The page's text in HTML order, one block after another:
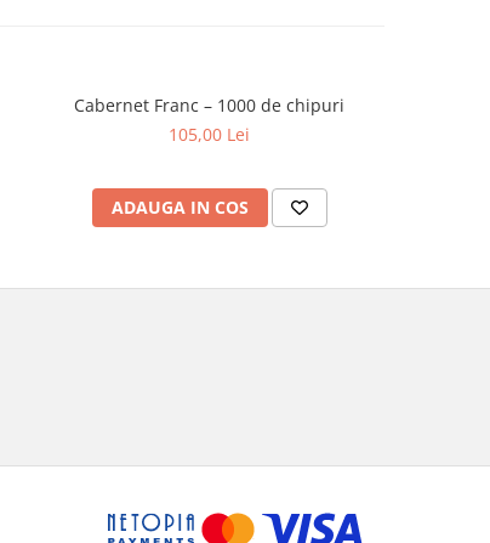
Cabernet Franc – 1000 de chipuri
105,00 Lei
ADAUGA IN COS